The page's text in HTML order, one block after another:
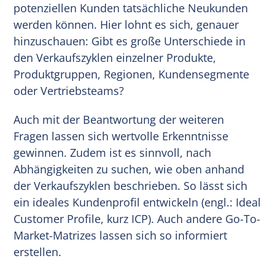
potenziellen Kunden tatsächliche Neukunden
werden können. Hier lohnt es sich, genauer
hinzuschauen: Gibt es große Unterschiede in
den Verkaufszyklen einzelner Produkte,
Produktgruppen, Regionen, Kundensegmente
oder Vertriebsteams?
Auch mit der Beantwortung der weiteren
Fragen lassen sich wertvolle Erkenntnisse
gewinnen. Zudem ist es sinnvoll, nach
Abhängigkeiten zu suchen, wie oben anhand
der Verkaufszyklen beschrieben. So lässt sich
ein ideales Kundenprofil entwickeln (engl.: Ideal
Customer Profile, kurz ICP). Auch andere Go-To-
Market-Matrizes lassen sich so informiert
erstellen.